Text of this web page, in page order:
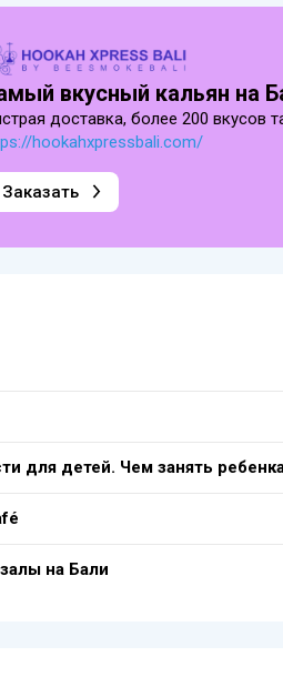
вкусный кальян на
доставка, более 200 вкусов
hookahxpressbali.com/
Заказать
для детей. Чем занять
на Бали